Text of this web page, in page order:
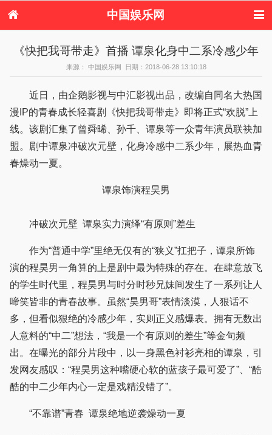
中国娱乐网
港台娱乐
日本娱乐 韩国娱乐
欧美娱乐
音乐新闻 影视新闻
内地明星八卦
港台明星八卦
日本韩国明星
八卦
欧美明星八卦 娱乐评论
《快把我哥带走》首播 谭泉化身中二系冷感少年
来源： 中国娱乐网 日期：2018-06-28 13:10:18
近日，由企鹅影视与中汇影视出品，改编自同名大热国
漫IP的青春成长轻喜剧《快把我哥带走》即将正式“欢脱”上
线。该剧汇集了曾舜晞、孙千、谭泉等一众青年演员联袂加
盟。剧中谭泉冲破次元壁，化身冷感中二系少年，展热血青
春燥动一夏。
谭泉饰演程昊男
冲破次元壁 谭泉实力演绎“有原则”差生
作为“普通中学”里绝无仅有的“狭义”扛把子，谭泉所饰
演的程昊男一角算的上是剧中最为特殊的存在。在肆意放飞
的学生时代里，程昊男与时分时秒兄妹间发生了一系列让人
啼笑皆非的青春故事。虽然“昊男哥”表情淡漠，人狠话不
多，但看似狠绝的冷感少年，实则正义感爆表。拥有无数出
人意料的“中二”想法，“我是一个有原则的差生”等金句频
出。在曝光的部分片段中，以一身黑色衬衫亮相的谭泉，引
发网友感叹：“程昊男这种嘴硬心软的蓝孩子最可爱了”、“酷
酷的中二少年内心一定是戏精没错了”。
“不靠谱”青春 谭泉绝地逆袭燥动一夏